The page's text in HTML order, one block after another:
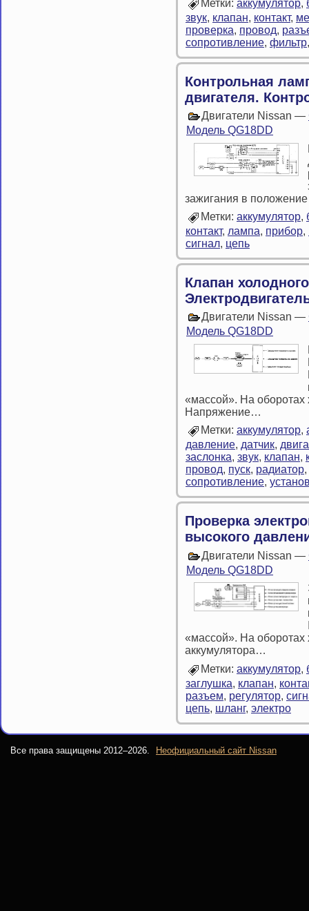
Метки: аккумулятор,
звук, клапан, контакт,
проверка, провод,
сопротивление, фильтр
Контрольная
двигателя.
Двигатели Nissan —
Модель QG18DD
зажигания в
Метки: аккумулятор,
контакт, лампа, прибор,
сигнал, цепь
Клапан
Двигатели Nissan —
Модель QG18DD
«массой». На оборотах
Напряжение…
Метки: аккумулятор,
давление, датчик,
заслонка, звук, клапан,
провод, пуск, радиатор,
сопротивление,
Проверка
высокого
Двигатели Nissan —
Модель QG18DD
«массой». На
аккумулятора…
Метки: аккумулятор,
заглушка, клапан,
разъем, регулятор,
цепь, шланг, электро
Все права защищены 2012–2026. Неофициальный сайт Nissan